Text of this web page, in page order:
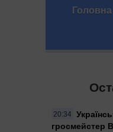
Головна
20:34
гросмейстер